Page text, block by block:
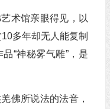
术馆亲眼得见，以
多年却无人能复制
“神秘雾气雕”，是
佛所说法的法音，